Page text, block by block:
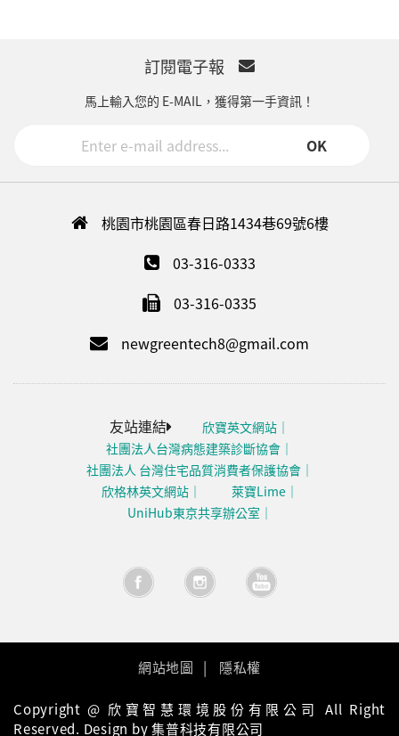
訂閱電子報
馬上輸入您的 E-MAIL，獲得第一手資訊！
OK
桃園市桃園區春日路1434巷69號6樓
03-316-0333
03-316-0335
newgreentech8@gmail.com
友站連結
欣寶英文網站
社團法人台灣病態建築診斷協會
社團法人 台灣住宅品質消費者保護協會
欣格林英文網站
萊寶Lime
UniHub東京共享辦公室
網站地圖 隱私權
Copyright @ 欣寶智慧環境股份有限公司 All Right
Reserved. Design by 集普科技有限公司